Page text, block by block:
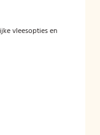
vleesopties en